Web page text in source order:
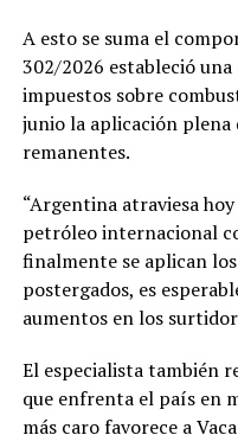
A esto se suma el
302/2026 estableció
impuestos sobre
junio la aplicación plena
remanentes.
“Argentina atraviesa
petróleo internacional
finalmente se aplican
postergados, es
aumentos en los
El especialista también
que enfrenta el país en
más caro favorece a